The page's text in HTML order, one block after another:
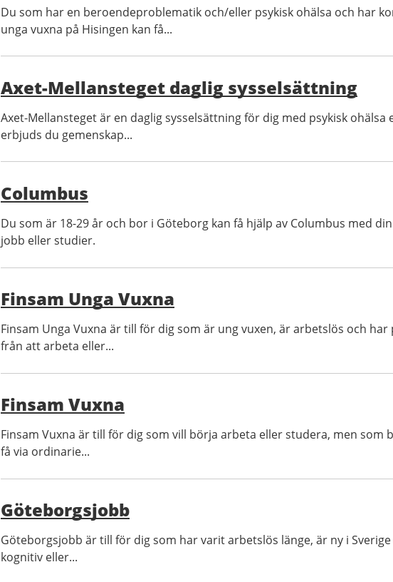
Du som har en beroendeproblematik och/eller psykisk ohälsa och har
unga vuxna på Hisingen kan få...
Axet-Mellansteget daglig sysselsättning
Axet-Mellansteget är en daglig sysselsättning för dig med psykisk
erbjuds du gemenskap...
Columbus
Du som är 18-29 år och bor i Göteborg kan få hjälp av Columbus med
jobb eller studier.
Finsam Unga Vuxna
Finsam Unga Vuxna är till för dig som är ung vuxen, är arbetslös och
från att arbeta eller...
Finsam Vuxna
Finsam Vuxna är till för dig som vill börja arbeta eller studera, men som
få via ordinarie...
Göteborgsjobb
Göteborgsjobb är till för dig som har varit arbetslös länge, är ny i
kognitiv eller...